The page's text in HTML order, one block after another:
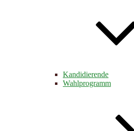
Kandidierende
Wahlprogramm